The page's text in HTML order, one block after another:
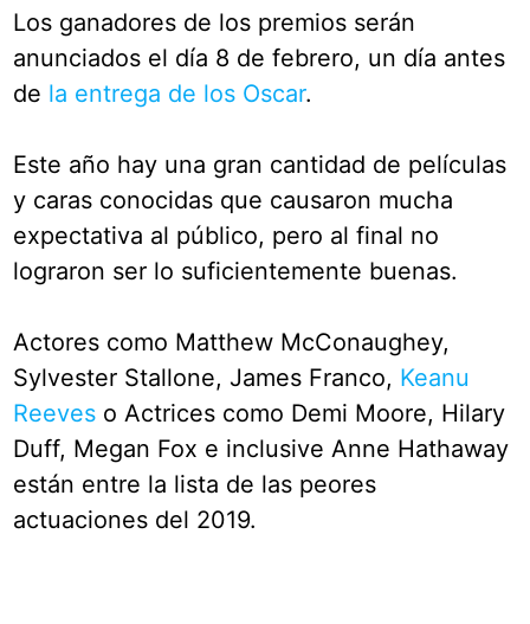
Los ganadores de los premios serán
anunciados el día 8 de febrero, un día antes
de la entrega de los Oscar.
Este año hay una gran cantidad de películas
y caras conocidas que causaron mucha
expectativa al público, pero al final no
lograron ser lo suficientemente buenas.
Actores como Matthew McConaughey,
Sylvester Stallone, James Franco, Keanu
Reeves o Actrices como Demi Moore, Hilary
Duff, Megan Fox e inclusive Anne Hathaway
están entre la lista de las peores
actuaciones del 2019.